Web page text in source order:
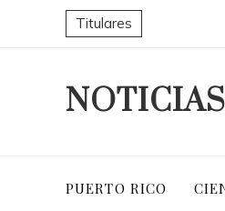
Titulares
PUERTO RICO